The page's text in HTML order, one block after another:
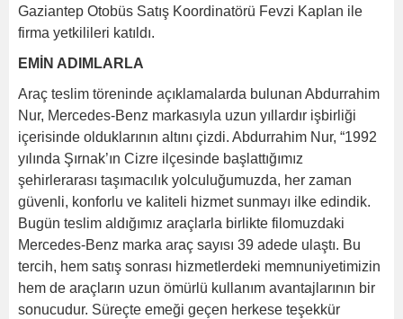
Gaziantep Otobüs Satış Koordinatörü Fevzi Kaplan ile
firma yetkilileri katıldı.
EMİN ADIMLARLA
Araç teslim töreninde açıklamalarda bulunan Abdurrahim
Nur, Mercedes-Benz markasıyla uzun yıllardır işbirliği
içerisinde olduklarının altını çizdi. Abdurrahim Nur, “1992
yılında Şırnak’ın Cizre ilçesinde başlattığımız
şehirlerarası taşımacılık yolculuğumuzda, her zaman
güvenli, konforlu ve kaliteli hizmet sunmayı ilke edindik.
Bugün teslim aldığımız araçlarla birlikte filomuzdaki
Mercedes-Benz marka araç sayısı 39 adede ulaştı. Bu
tercih, hem satış sonrası hizmetlerdeki memnuniyetimizin
hem de araçların uzun ömürlü kullanım avantajlarının bir
sonucudur. Süreçte emeği geçen herkese teşekkür